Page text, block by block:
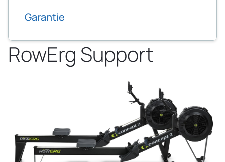
Garantie
RowErg Support